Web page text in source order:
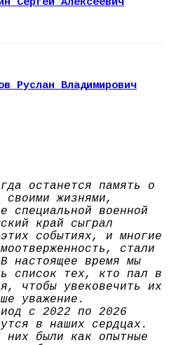
Руслан Владимирович
останется память о
жизнями,
специальной военной
край сыграл
событиях, и многие
стали
настоящее время мы
список тех, кто пал в
чтобы увековечить их
уважение.
с 2022 по 2026
в наших сердцах.
были как опытные